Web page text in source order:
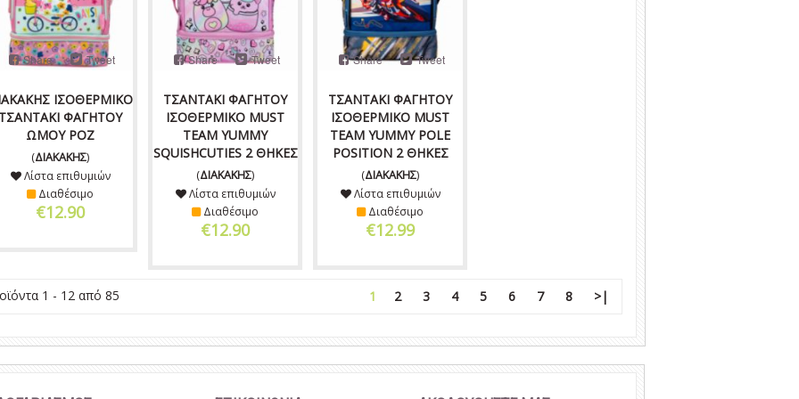
ΙΣΟΘΕΡΜΙΚΟ
ΦΑΓΗΤΟΥ
ΩΜΟΥ ΡΟΖ
(ΔΙΑΚΑΚΗΣ)
Share Tweet
Λίστα επιθυμιών
Διαθέσιμο
€12.90
ΤΣΑΝΤΑΚΙ ΦΑΓΗΤΟΥ
ΙΣΟΘΕΡΜΙΚΟ MUST
TEAM YUMMY
SQUISHCUTIES 2 ΘΗΚΕΣ
(ΔΙΑΚΑΚΗΣ)
Share Tweet
Λίστα επιθυμιών
Διαθέσιμο
€12.90
ΤΣΑΝΤΑΚΙ ΦΑΓΗΤΟΥ
ΙΣΟΘΕΡΜΙΚΟ MUST
TEAM YUMMY POLE
POSITION 2 ΘΗΚΕΣ
(ΔΙΑΚΑΚΗΣ)
Share Tweet
Λίστα επιθυμιών
Διαθέσιμο
€12.99
1 2 3 4 5 6 7 8 >|
1 - 12 από 85